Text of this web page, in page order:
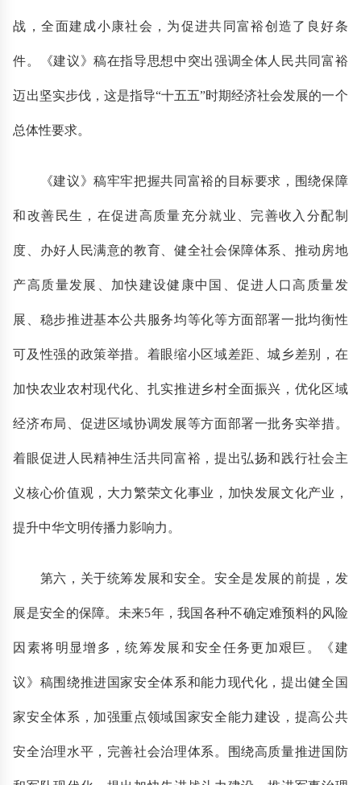
战，全面建成小康社会，为促进共同富裕创造了良好条
件。《建议》稿在指导思想中突出强调全体人民共同富裕
迈出坚实步伐，这是指导“十五五”时期经济社会发展的一个
总体性要求。
《建议》稿牢牢把握共同富裕的目标要求，围绕保障
和改善民生，在促进高质量充分就业、完善收入分配制
度、办好人民满意的教育、健全社会保障体系、推动房地
产高质量发展、加快建设健康中国、促进人口高质量发
展、稳步推进基本公共服务均等化等方面部署一批均衡性
可及性强的政策举措。着眼缩小区域差距、城乡差别，在
加快农业农村现代化、扎实推进乡村全面振兴，优化区域
经济布局、促进区域协调发展等方面部署一批务实举措。
着眼促进人民精神生活共同富裕，提出弘扬和践行社会主
义核心价值观，大力繁荣文化事业，加快发展文化产业，
提升中华文明传播力影响力。
第六，关于统筹发展和安全。安全是发展的前提，发
展是安全的保障。未来5年，我国各种不确定难预料的风险
因素将明显增多，统筹发展和安全任务更加艰巨。《建
议》稿围绕推进国家安全体系和能力现代化，提出健全国
家安全体系，加强重点领域国家安全能力建设，提高公共
安全治理水平，完善社会治理体系。围绕高质量推进国防